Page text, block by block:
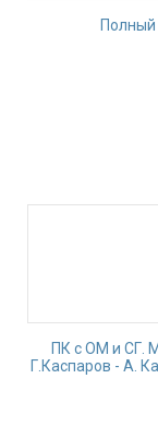
ПК с ОМ и СГ.
Г.Каспаров - А.